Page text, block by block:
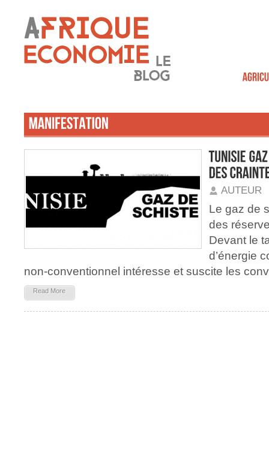
AUTEUR
Le gaz de
des
Devant le
d’énergie
non-conventionnel intéresse et suscite les
Read More